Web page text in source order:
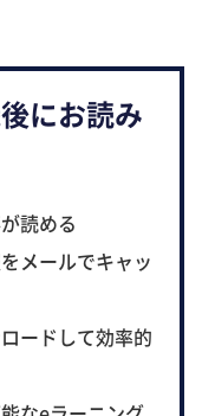
にお読み
読める
メールでキャッ
ードして効率的